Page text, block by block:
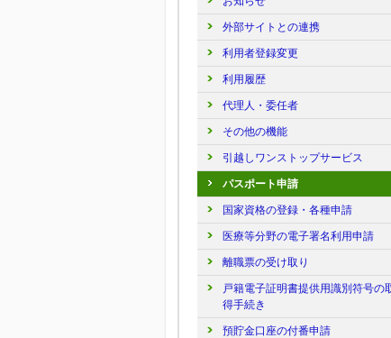
外部サイトとの連携
利用者登録変更
利用履歴
代理人・委任者
その他の機能
引越しワンストップサービス
パスポート申請
国家資格の登録・各種申請
医療等分野の電子署名利用申請
離職票の受け取り
戸籍電子証明書提供用識別符号の
得手続き
預貯金口座の付番申請